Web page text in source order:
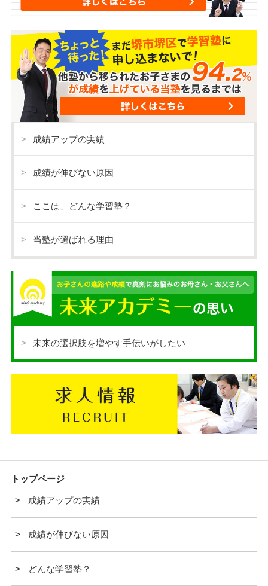
成績アップの実績
成績が伸びない原因
ここは、どんな学習塾？
当塾が選ばれる理由
未来の選択肢を増やす手伝いがしたい
トップページ
成績アップの実績
成績が伸びない原因
どんな学習塾？